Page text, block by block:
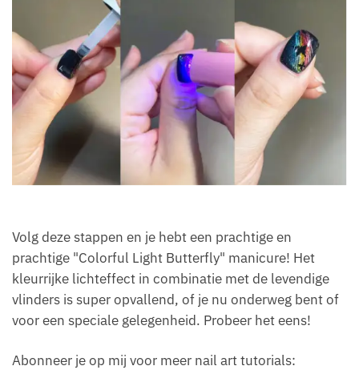
Volg deze stappen en je hebt een prachtige en
prachtige "Colorful Light Butterfly" manicure! Het
kleurrijke lichteffect in combinatie met de levendige
vlinders is super opvallend, of je nu onderweg bent of
voor een speciale gelegenheid. Probeer het eens!
Abonneer je op mij voor meer nail art tutorials: